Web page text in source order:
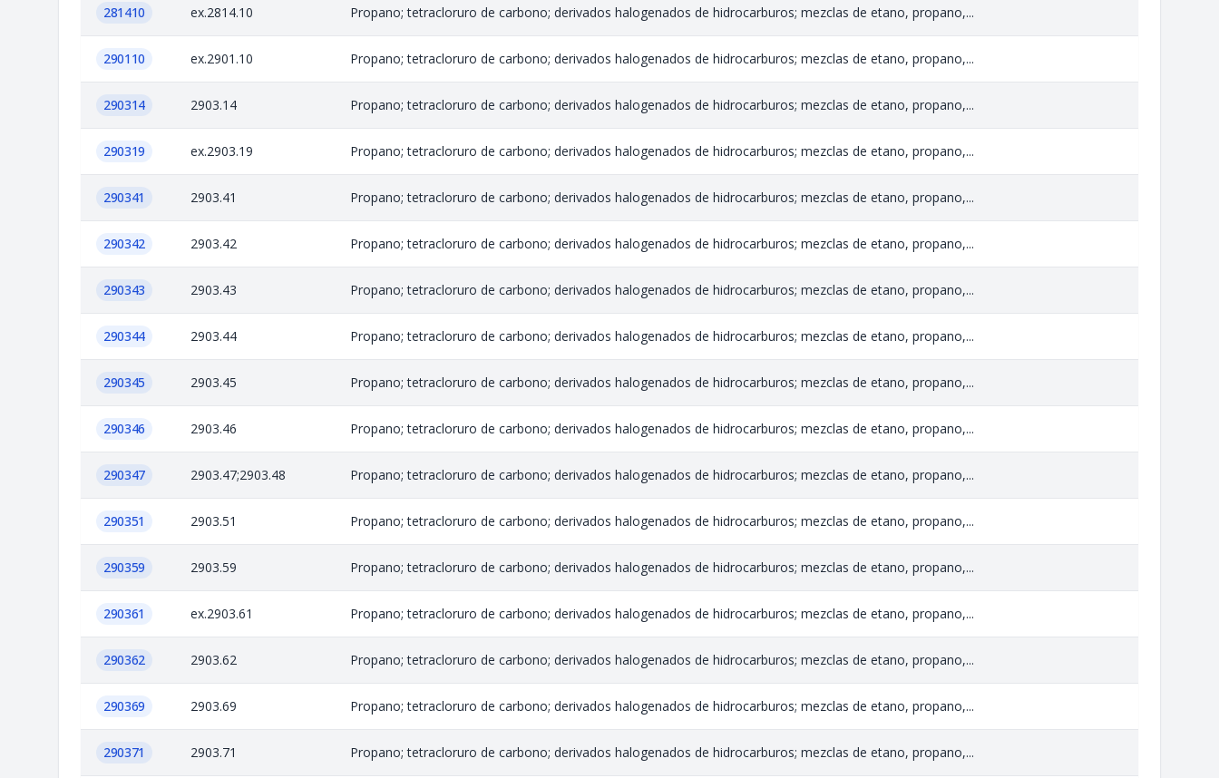
281410 ex.2814.10 Propano; tetracloruro de carbono; derivados halogenados de hidrocarburos; mezclas de etano, propano,...
290110 ex.2901.10 Propano; tetracloruro de carbono; derivados halogenados de hidrocarburos; mezclas de etano, propano,...
290314 2903.14 Propano; tetracloruro de carbono; derivados halogenados de hidrocarburos; mezclas de etano, propano,...
290319 ex.2903.19 Propano; tetracloruro de carbono; derivados halogenados de hidrocarburos; mezclas de etano, propano,...
290341 2903.41 Propano; tetracloruro de carbono; derivados halogenados de hidrocarburos; mezclas de etano, propano,...
290342 2903.42 Propano; tetracloruro de carbono; derivados halogenados de hidrocarburos; mezclas de etano, propano,...
290343 2903.43 Propano; tetracloruro de carbono; derivados halogenados de hidrocarburos; mezclas de etano, propano,...
290344 2903.44 Propano; tetracloruro de carbono; derivados halogenados de hidrocarburos; mezclas de etano, propano,...
290345 2903.45 Propano; tetracloruro de carbono; derivados halogenados de hidrocarburos; mezclas de etano, propano,...
290346 2903.46 Propano; tetracloruro de carbono; derivados halogenados de hidrocarburos; mezclas de etano, propano,...
290347 2903.47;2903.48 Propano; tetracloruro de carbono; derivados halogenados de hidrocarburos; mezclas de etano, propano,...
290351 2903.51 Propano; tetracloruro de carbono; derivados halogenados de hidrocarburos; mezclas de etano, propano,...
290359 2903.59 Propano; tetracloruro de carbono; derivados halogenados de hidrocarburos; mezclas de etano, propano,...
290361 ex.2903.61 Propano; tetracloruro de carbono; derivados halogenados de hidrocarburos; mezclas de etano, propano,...
290362 2903.62 Propano; tetracloruro de carbono; derivados halogenados de hidrocarburos; mezclas de etano, propano,...
290369 2903.69 Propano; tetracloruro de carbono; derivados halogenados de hidrocarburos; mezclas de etano, propano,...
290371 2903.71 Propano; tetracloruro de carbono; derivados halogenados de hidrocarburos; mezclas de etano, propano,...